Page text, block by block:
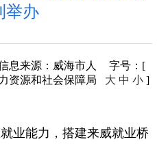
举办
息来源： 威海市人
资源和社会保障局
字号 ：[
大 中 小 ]
业能力，搭建来威就业桥